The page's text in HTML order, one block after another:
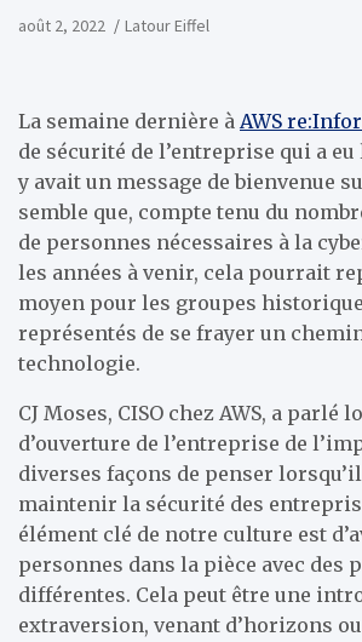
août 2, 2022 Latour Eiffel
La semaine dernière à AWS
de sécurité de l’entreprise qui a
y avait un message de bienvenue
semble que, compte tenu du
de personnes nécessaires à la
les années à venir, cela pourrait
moyen pour les groupes
représentés de se frayer un
technologie.
CJ Moses, CISO chez AWS, a parlé
d’ouverture de l’entreprise de
diverses façons de penser lorsqu’il
maintenir la sécurité des
élément clé de notre culture est
personnes dans la pièce avec des
différentes. Cela peut être une
extraversion, venant d’horizons